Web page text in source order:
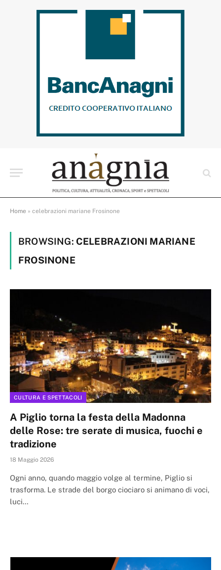
Home » celebrazioni mariane Frosinone
BROWSING: CELEBRAZIONI MARIANE
FROSINONE
CULTURA E SPETTACOLI
A Piglio torna la festa della Madonna
delle Rose: tre serate di musica, fuochi e
tradizione
18 Maggio 2026
Ogni anno, quando maggio volge al termine, Piglio si
trasforma. Le strade del borgo ciociaro si animano di voci,
luci…